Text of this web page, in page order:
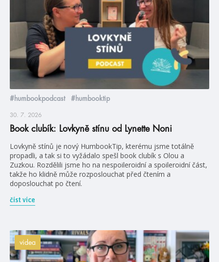
#humbookpodcast #humbooktip
30. 7. 2026
Book clubík: Lovkyně stínu od Lynette Noni
Lovkyně stínů je nový HumbookTip, kterému jsme totálně
propadli, a tak si to vyžádalo spešl book clubík s Olou a
Zuzkou. Rozdělili jsme ho na nespoileroidní a spoileroidní část,
takže ho klidně může rozposlouchat před čtením a
doposlouchat po čtení.
číst více
videa